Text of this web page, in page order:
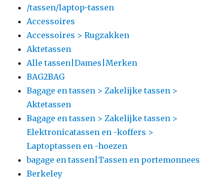
/tassen/laptop-tassen
Accessoires
Accessoires > Rugzakken
Aktetassen
Alle tassen|Dames|Merken
BAG2BAG
Bagage en tassen > Zakelijke tassen >
Aktetassen
Bagage en tassen > Zakelijke tassen >
Elektronicatassen en -koffers >
Laptoptassen en -hoezen
bagage en tassen|Tassen en portemonnees
Berkeley